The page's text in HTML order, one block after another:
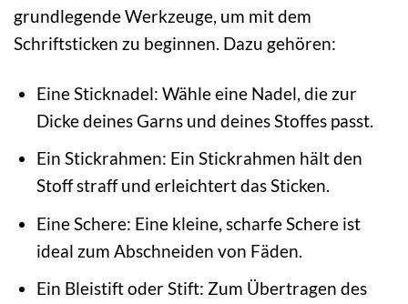
grundlegende Werkzeuge, um mit dem
Schriftsticken zu beginnen. Dazu gehören:
Eine Sticknadel: Wähle eine Nadel, die zur
Dicke deines Garns und deines Stoffes passt.
Ein Stickrahmen: Ein Stickrahmen hält den
Stoff straff und erleichtert das Sticken.
Eine Schere: Eine kleine, scharfe Schere ist
ideal zum Abschneiden von Fäden.
Ein Bleistift oder Stift: Zum Übertragen des